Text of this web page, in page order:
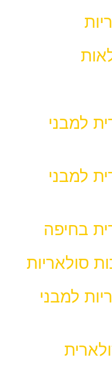
למבני
למבני
בחיפה
סולאריות
למבני